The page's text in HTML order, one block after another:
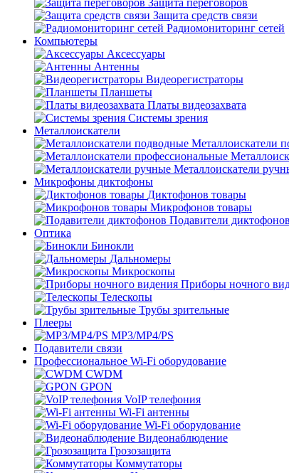
Защита переговоров
Защита средств связи
Радиомониторинг сетей
Компьютеры
Аксессуары
Антенны
Видеорегистраторы
Планшеты
Платы видеозахвата
Системы зрения
Металлоискатели
Металлоискатели
Металлоискатели
Микрофоны диктофоны
Диктофонов товары
Микрофонов товары
Подавители диктофонов
Оптика
Бинокли
Дальномеры
Микроскопы
Приборы ночного
Телескопы
Трубы зрительные
Плееры
MP3/MP4/PS
Подавители связи
Профессиональное Wi-Fi оборудование
CWDM
GPON
VoIP телефония
Wi-Fi антенны
Wi-Fi оборудование
Видеонаблюдение
Грозозащита
Коммутаторы